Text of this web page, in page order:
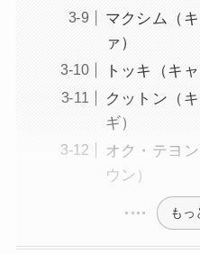
マクシム（
ァ）
トッキ（キ
クットン（
ギ）
オク・テヨ
ウン）
もっ